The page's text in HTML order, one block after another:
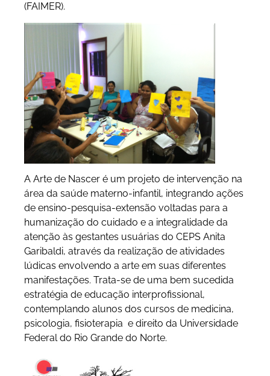
(FAIMER).
A Arte de Nascer é um projeto de intervenção na
área da saúde materno-infantil, integrando ações
de ensino-pesquisa-extensão voltadas para a
humanização do cuidado e a integralidade da
atenção às gestantes usuárias do CEPS Anita
Garibaldi, através da realização de atividades
lúdicas envolvendo a arte em suas diferentes
manifestações. Trata-se de uma bem sucedida
estratégia de educação interprofissional,
contemplando alunos dos cursos de medicina,
psicologia, fisioterapia e direito da Universidade
Federal do Rio Grande do Norte.